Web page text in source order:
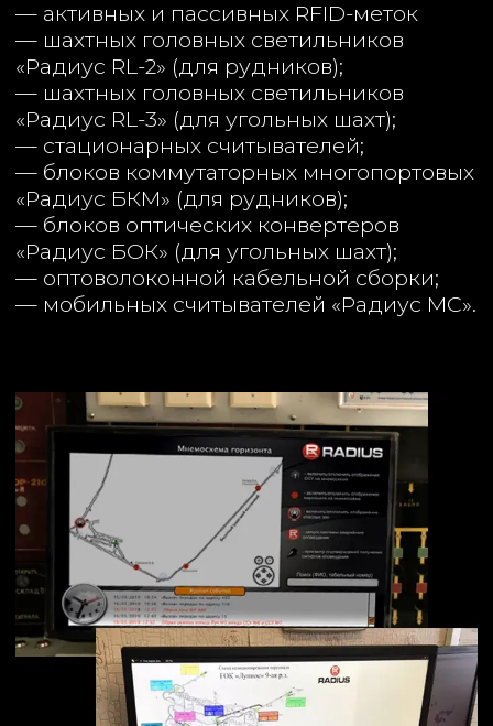
Заказать звонок
Ваше имя*
Телефон*
Я согласен наобработку
персональных данных